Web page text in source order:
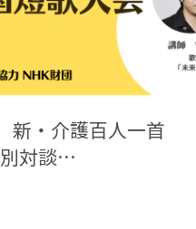
新・介護百人一首
対談…